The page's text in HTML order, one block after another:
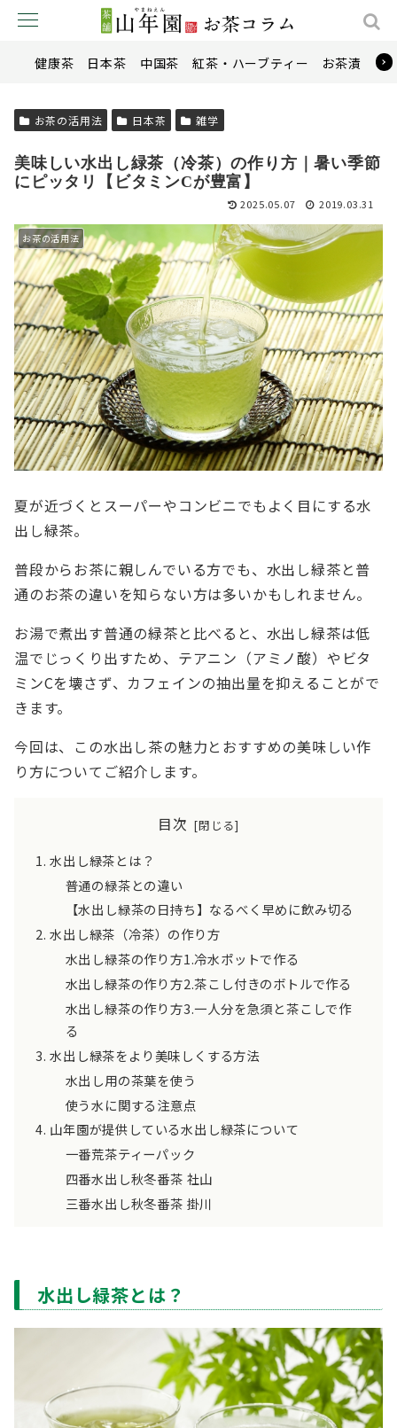
健康茶 日本茶 中国茶 紅茶・ハーブティー お茶漬け
お茶の活用法 日本茶 雑学
美味しい水出し緑茶（冷茶）の作り方｜暑い季節
にピッタリ【ビタミンCが豊富】
2025.05.07 2019.03.31
お茶の活用法
夏が近づくとスーパーやコンビニでもよく目にする水
出し緑茶。
普段からお茶に親しんでいる方でも、水出し緑茶と普
通のお茶の違いを知らない方は多いかもしれません。
お湯で煮出す普通の緑茶と比べると、水出し緑茶は低
温でじっくり出すため、テアニン（アミノ酸）やビタ
ミンCを壊さず、カフェインの抽出量を抑えることがで
きます。
今回は、この水出し茶の魅力とおすすめの美味しい作
り方についてご紹介します。
目次
水出し緑茶とは？
普通の緑茶との違い
【水出し緑茶の日持ち】なるべく早めに飲み切る
水出し緑茶（冷茶）の作り方
水出し緑茶の作り方1.冷水ポットで作る
水出し緑茶の作り方2.茶こし付きのボトルで作る
水出し緑茶の作り方3.一人分を急須と茶こしで作
る
水出し緑茶をより美味しくする方法
水出し用の茶葉を使う
使う水に関する注意点
山年園が提供している水出し緑茶について
一番荒茶ティーパック
四番水出し秋冬番茶 社山
三番水出し秋冬番茶 掛川
水出し緑茶とは？